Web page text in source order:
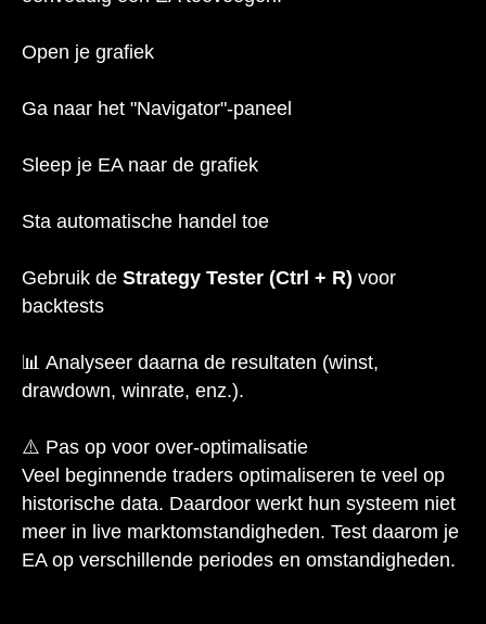
Open je grafiek
Ga naar het "Navigator"-paneel
Sleep je EA naar de grafiek
Sta automatische handel toe
Gebruik de Strategy Tester (Ctrl + R) voor
backtests
📊 Analyseer daarna de resultaten (winst,
drawdown, winrate, enz.).
⚠️ Pas op voor over-optimalisatie
Veel beginnende traders optimaliseren te veel op
historische data. Daardoor werkt hun systeem niet
meer in live marktomstandigheden. Test daarom je
EA op verschillende periodes en omstandigheden.